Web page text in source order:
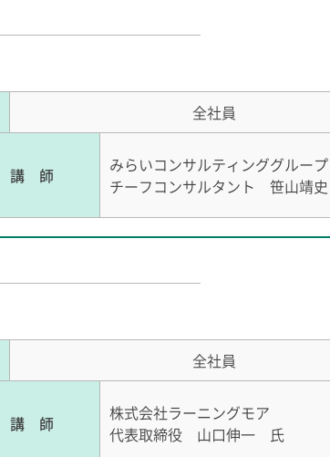
全社員
講 師
みらいコンサルティンググループ
チーフコンサルタント 笹山靖史
全社員
講 師
株式会社ラーニングモア
代表取締役 山口伸一 氏